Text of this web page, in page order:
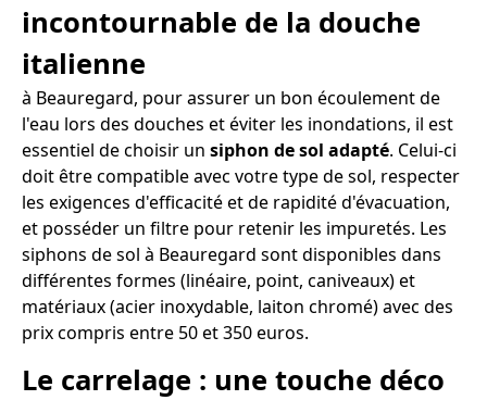
incontournable de la douche
italienne
à Beauregard, pour assurer un bon écoulement de
l'eau lors des douches et éviter les inondations, il est
essentiel de choisir un siphon de sol adapté. Celui-ci
doit être compatible avec votre type de sol, respecter
les exigences d'efficacité et de rapidité d'évacuation,
et posséder un filtre pour retenir les impuretés. Les
siphons de sol à Beauregard sont disponibles dans
différentes formes (linéaire, point, caniveaux) et
matériaux (acier inoxydable, laiton chromé) avec des
prix compris entre 50 et 350 euros.
Le carrelage : une touche déco